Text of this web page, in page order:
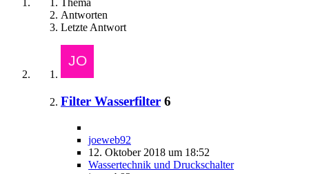
Antworten
Letzte Antwort
Filter Wasserfilter 6
joeweb92
12. Oktober 2018 um 18:52
Wassertechnik und Druckschalter